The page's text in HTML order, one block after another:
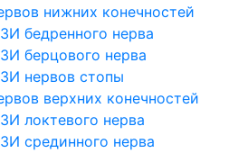
нижних конечностей
бедренного нерва
берцового нерва
нервов стопы
верхних конечностей
локтевого нерва
срединного нерва